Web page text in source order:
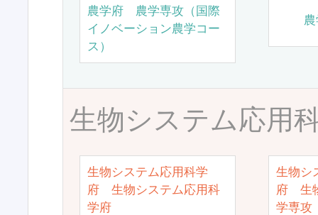
農学府 農学専攻（国際
イノベーション農学コー
ス）
生物システム応用
生物システム応用科学
府 生物システム応用科
学府
生物シ
府 生
学専攻